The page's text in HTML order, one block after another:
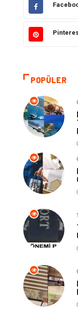
Emlak
Bilgisayar &
Tatil
Webmaster
Görsel
Backlink
Domain
Hediyelik Eşya
Algoritma
Anahtar
POPÜLER